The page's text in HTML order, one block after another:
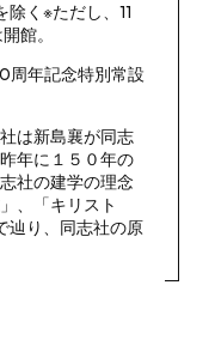
く※ただし、11
館。
周年記念特別常設
は新島襄が同志
年に１５０年の
社の建学の理念
、「キリスト
辿り、同志社の原